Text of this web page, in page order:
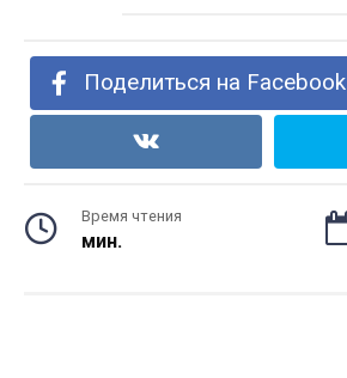
Поделиться на Facebook
Время чтения
мин.